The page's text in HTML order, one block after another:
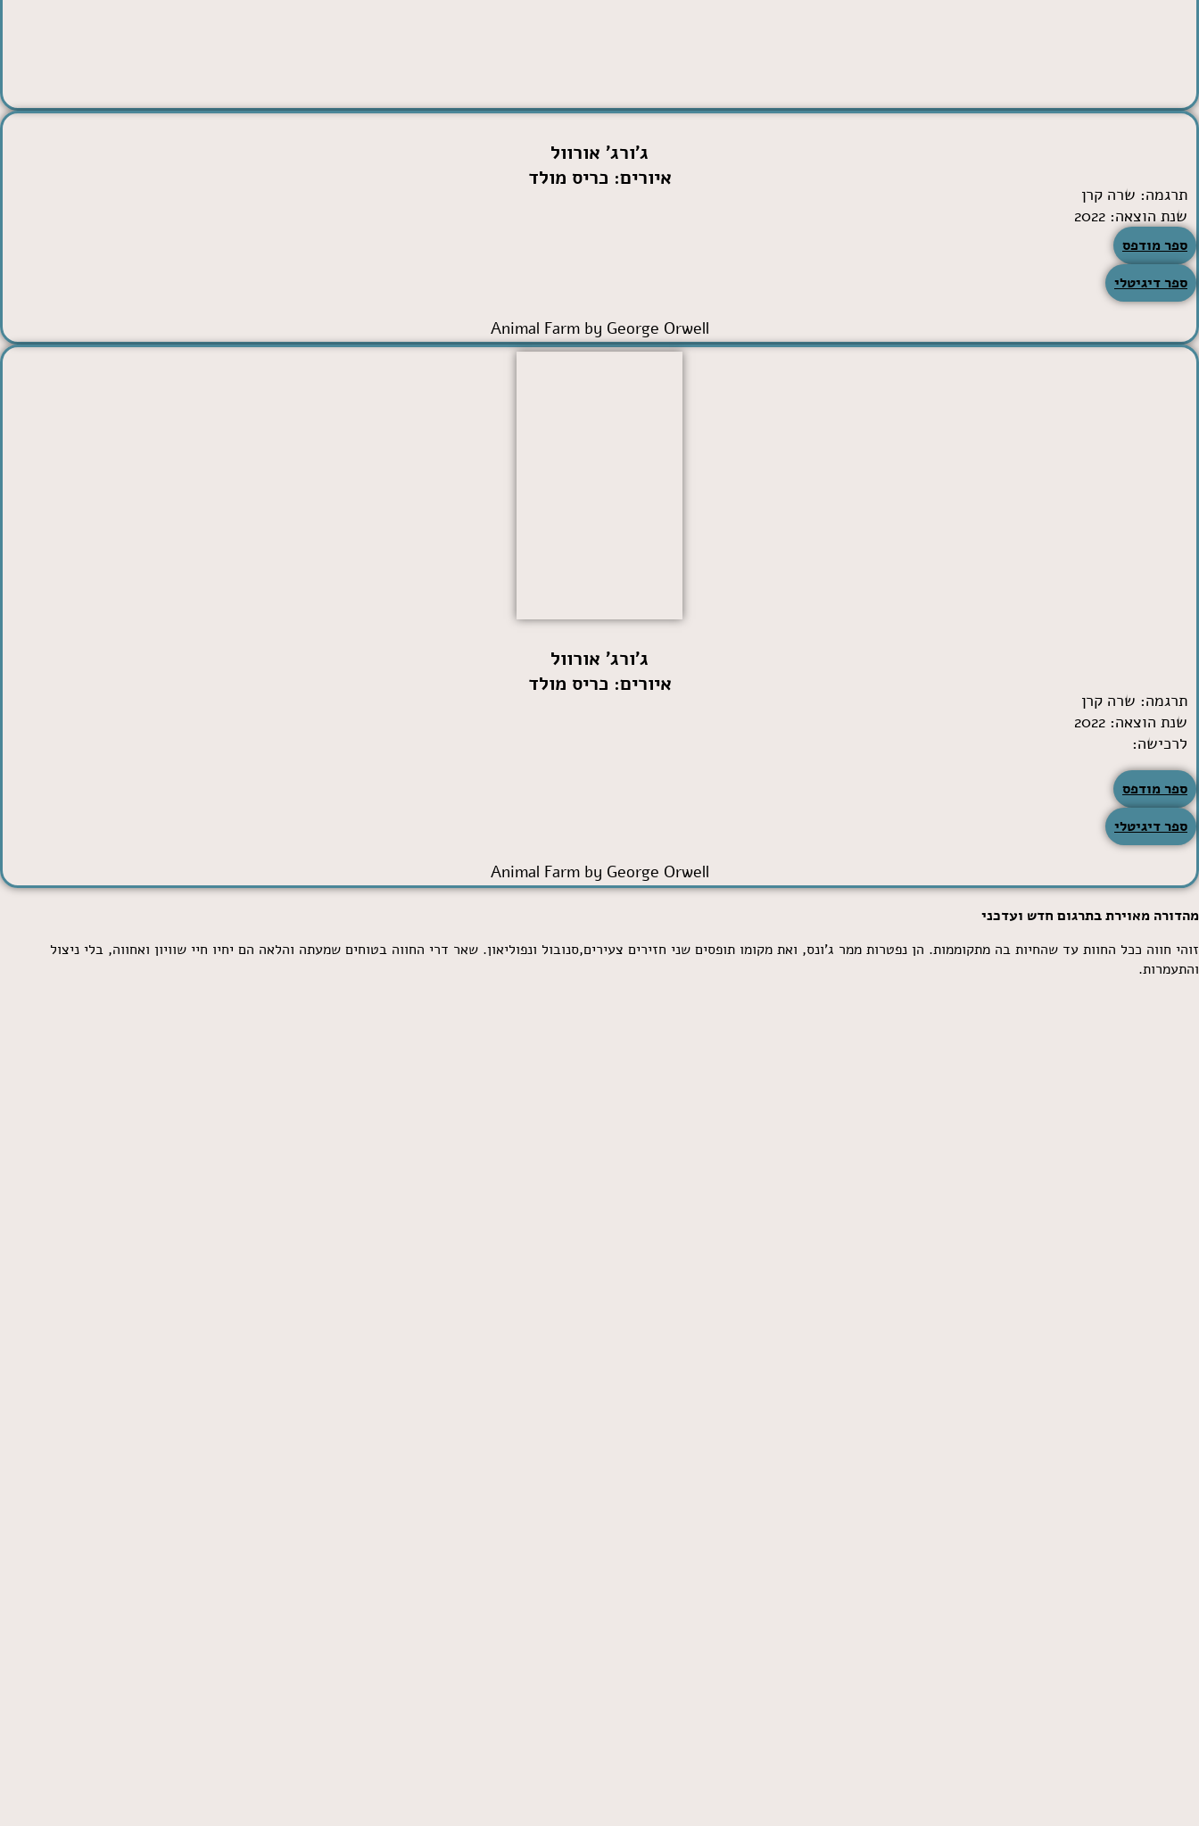
ג'ורג' אורוול
איורים: כריס מולד
תרגמה: שרה קרן
שנת הוצאה: 2022
לרכישה:
ספר מודפס
ספר דיגיטלי
Animal Farm by George Orwell
ג'ורג' אורוול
איורים: כריס מולד
תרגמה: שרה קרן
שנת הוצאה: 2022
לרכישה:
ספר מודפס
ספר דיגיטלי
Animal Farm by George Orwell
מהדורה מאוירת בתרגום חדש ועדכני
זוהי חווה ככל החוות עד שהחיות בה מתקוממות. הן נפטרות ממר ג'ונס, ואת מקומו תופסים שני חזירים צעירים,סנובול ונפוליאון. שאר דרי החווה בטוחים שמעתה והלאה הם יחיו חיי שוויון ואחווה, בלי ניצול
והתעמרות.